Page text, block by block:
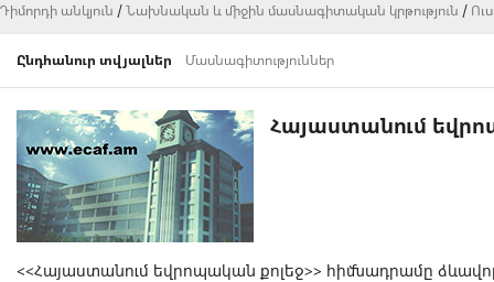
Դիմորդի անկյուն Նախնական և միջին մասնագիտական կրթություն
Ընդհանուր տվյալներ Մասնագիտություններ
Հայաստանում
<<Հայաստանում եվրոպական քոլեջ>> հիմնադրամը